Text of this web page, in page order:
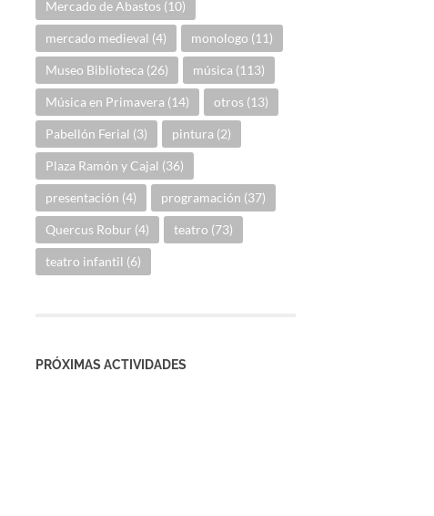
Mercado de Abastos (10)
mercado medieval (4) monologo (11)
Museo Biblioteca (26) música (113)
Música en Primavera (14) otros (13)
Pabellón Ferial (3) pintura (2)
Plaza Ramón y Cajal (36)
presentación (4) programación (37)
Quercus Robur (4) teatro (73)
teatro infantil (6)
PRÓXIMAS ACTIVIDADES